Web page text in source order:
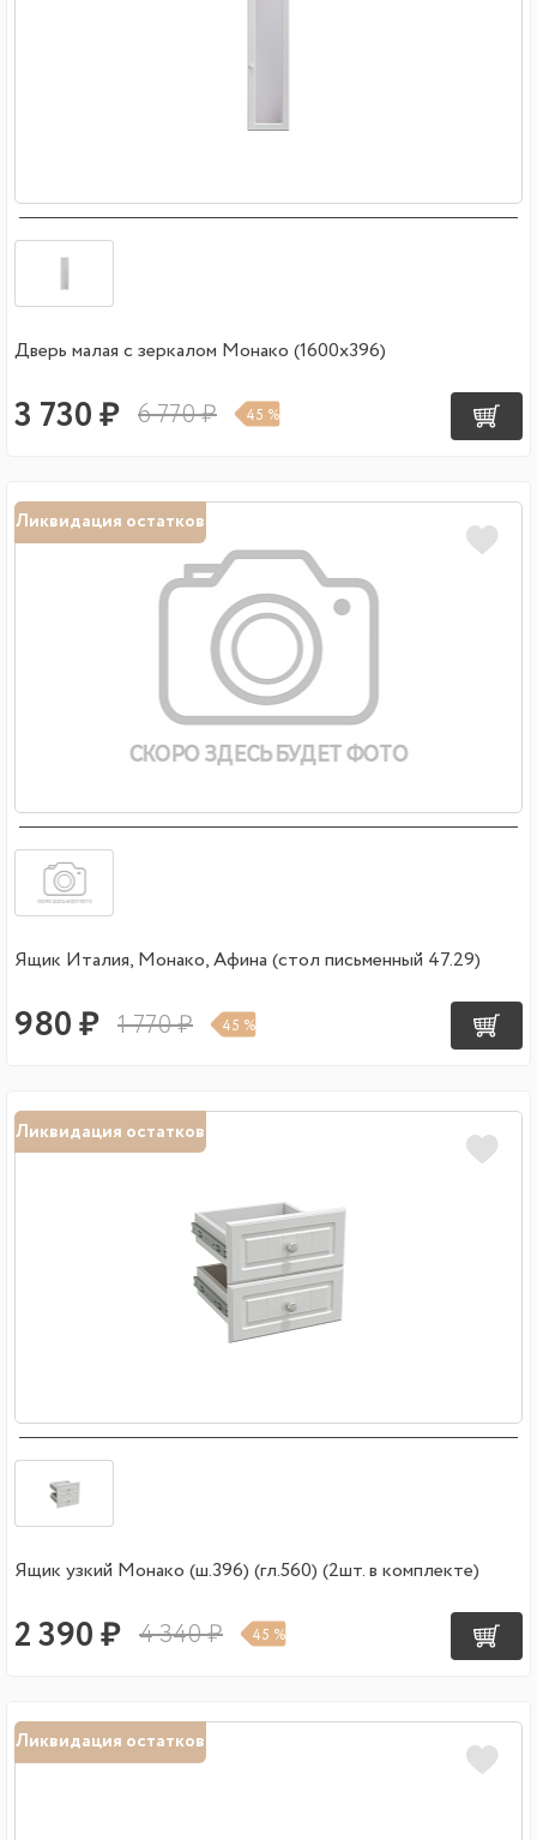
Дверь малая с зеркалом Монако (1600х396)
3 730 ₽ 6 770 ₽ 45 %
Ликвидация остатков
Ящик Италия, Монако, Афина (стол письменный 47.29)
980 ₽ 1 770 ₽ 45 %
Ликвидация остатков
Ящик узкий Монако (ш.396) (гл.560) (2шт. в комплекте)
2 390 ₽ 4 340 ₽ 45 %
Ликвидация остатков